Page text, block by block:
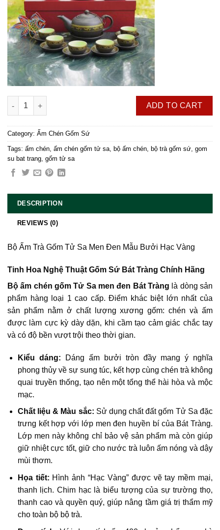
Bộ Ấm Trà Gốm Tử Sa Men Đen Mẫu Bưởi Hạc Vàng quantity
ADD TO CART
Category: Ấm Chén Gốm Sứ
Tags: ấm chén, ấm chén gốm tử sa, bộ ấm chén, bộ trà gốm sứ, gom
su bat trang, gốm tử sa
DESCRIPTION
REVIEWS (0)
Bộ Ấm Trà Gốm Tử Sa Men Đen Mẫu Bưởi Hạc Vàng
Tinh Hoa Nghệ Thuật Gốm Sứ Bát Tràng Chính Hãng
Bộ ấm chén gốm Tử Sa men đen Bát Tràng là dòng sản
phẩm hàng loại 1 cao cấp. Điểm khác biệt lớn nhất của
sản phẩm nằm ở chất lượng xương gốm: chén và ấm
được làm cực kỳ dày dặn, khi cầm tạo cảm giác chắc tay
và có độ bền vượt trội theo thời gian.
Kiểu dáng: Dáng ấm bưởi tròn đầy mang ý nghĩa
phong thủy về sự sung túc, kết hợp cùng chén trà không
quai truyền thống, tạo nên một tổng thể hài hòa và mộc
mạc.
Chất liệu & Màu sắc: Sử dụng chất đất gốm Tử Sa đặc
trưng kết hợp với lớp men đen huyền bí của Bát Tràng.
Lớp men này không chỉ bảo vệ sản phẩm mà còn giúp
giữ nhiệt cực tốt, giữ cho nước trà luôn ấm nóng và dậy
mùi thơm.
Họa tiết: Hình ảnh “Hạc Vàng” được vẽ tay mềm mại,
thanh lịch. Chim hạc là biểu tượng của sự trường thọ,
thanh cao và quyền quý, giúp nâng tầm giá trị thẩm mỹ
cho toàn bộ bộ trà.